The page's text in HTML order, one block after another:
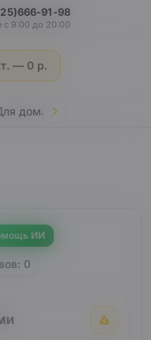
91-98
с 9:00 до 20:00
— 0 р.
дома и дачи
ИИ
0